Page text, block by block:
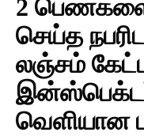
2
செய்த
லஞ்சம்
வெளியான